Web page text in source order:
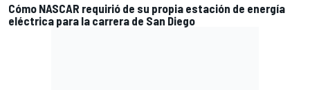
Cómo NASCAR requirió de su propia estación de energía
eléctrica para la carrera de San Diego